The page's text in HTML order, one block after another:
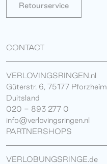
Retourservice
CONTACT
VERLOVINGSRINGEN.nl
Güterstr. 6, 75177 Pforzheim
Duitsland
020 - 893 277 0
info@verlovingsringen.nl
PARTNERSHOPS
VERLOBUNGSRINGE.de